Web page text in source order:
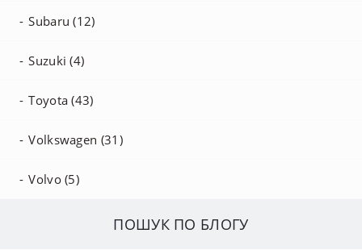
Subaru (12)
Suzuki (4)
Toyota (43)
Volkswagen (31)
Volvo (5)
ПОШУК ПО БЛОГУ